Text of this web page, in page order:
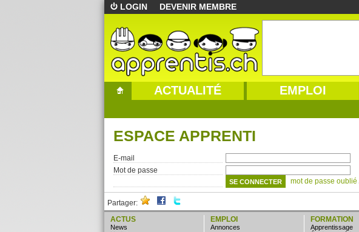
LOGIN DEVENIR MEMBRE
ACTUALITÉ EMPLOI
ESPACE APPRENTI
E-mail
Mot de passe
mot de passe oublié
Partager:
ACTUS
news
EMPLOI
annonces
FORMATION
apprentissage